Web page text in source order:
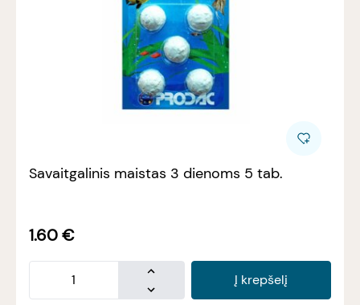
Savaitgalinis maistas 3 dienoms 5 tab.
1.60€
Į krepšelį